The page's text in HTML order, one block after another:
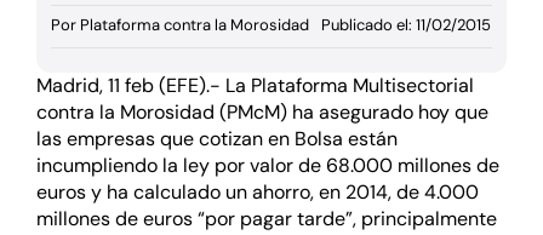
Por Plataforma contra la Morosidad Publicado el: 11/02/2015
Madrid, 11 feb (EFE).- La Plataforma Multisectorial
contra la Morosidad (PMcM) ha asegurado hoy que
las empresas que cotizan en Bolsa están
incumpliendo la ley por valor de 68.000 millones de
euros y ha calculado un ahorro, en 2014, de 4.000
millones de euros “por pagar tarde”, principalmente